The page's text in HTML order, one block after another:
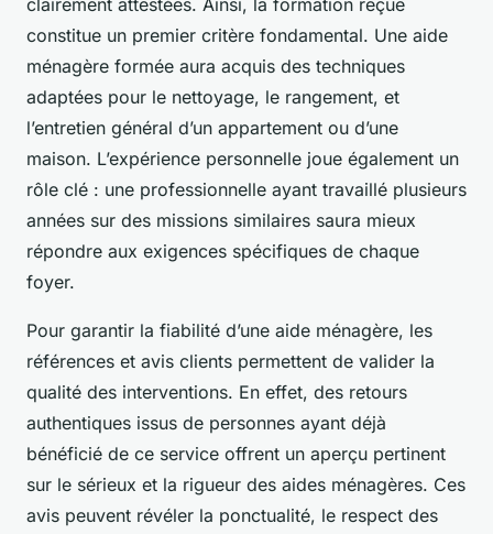
clairement attestées. Ainsi, la formation reçue
constitue un premier critère fondamental. Une aide
ménagère formée aura acquis des techniques
adaptées pour le nettoyage, le rangement, et
l’entretien général d’un appartement ou d’une
maison. L’expérience personnelle joue également un
rôle clé : une professionnelle ayant travaillé plusieurs
années sur des missions similaires saura mieux
répondre aux exigences spécifiques de chaque
foyer.
Pour garantir la fiabilité d’une aide ménagère, les
références et avis clients permettent de valider la
qualité des interventions. En effet, des retours
authentiques issus de personnes ayant déjà
bénéficié de ce service offrent un aperçu pertinent
sur le sérieux et la rigueur des aides ménagères. Ces
avis peuvent révéler la ponctualité, le respect des